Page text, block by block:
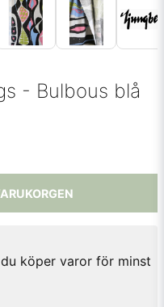
- Bulbous blå
köper varor för minst